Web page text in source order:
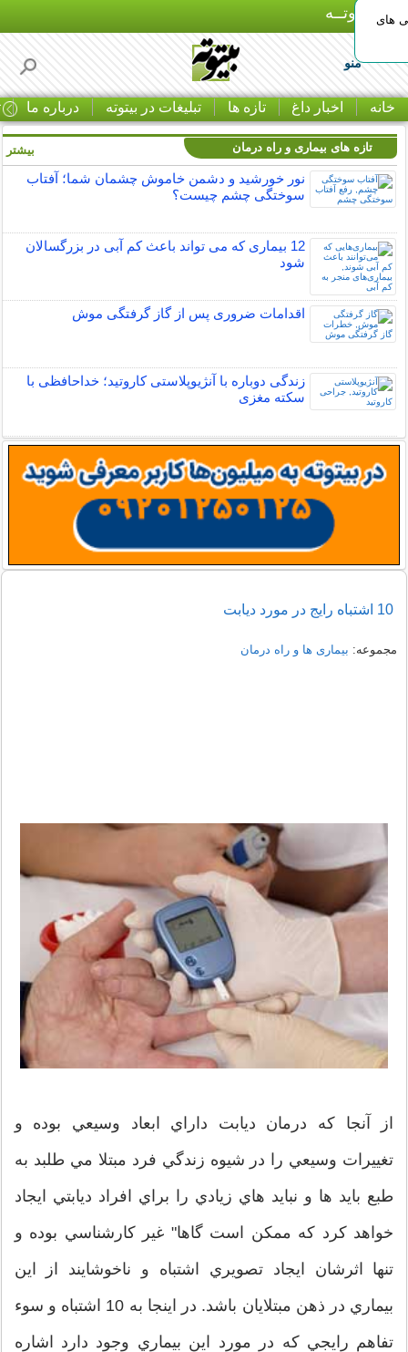
بـیتوتــه
منو
خانه اخبار داغ تازه ها تبلیغات در بیتوته درباره ما
های
تازه های بیماری و راه درمان
نور خورشید و دشمن خاموش چشمان شما؛ آفتاب
سوختگی چشم چیست؟
12 بیماری که می تواند باعث کم آبی در بزرگسالان
شود
اقدامات ضروری پس از گاز گرفتگی موش
زندگی دوباره با آنژیوپلاستی کاروتید؛ خداحافظی با
سکته مغزی
بیشتر
10 اشتباه رايج در مورد ديابت
مجموعه: بیماری ها و راه درمان
از آنجا كه درمان ديابت داراي ابعاد وسيعي بوده و
تغييرات وسيعي را در شيوه زندگي فرد مبتلا مي طلبد به
طبع بايد ها و نبايد هاي زيادي را براي افراد ديابتي ايجاد
خواهد كرد كه ممكن است گاها" غير كارشناسي بوده و
تنها اثرشان ايجاد تصويري اشتباه و ناخوشايند از اين
بيماري در ذهن مبتلايان باشد. در اينجا به 10 اشتباه و سوء
تفاهم رايجي كه در مورد اين بيماري وجود دارد اشاره